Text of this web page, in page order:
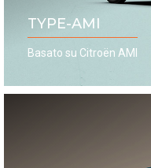
TYPE-AMI
Basato su Citroën AMI